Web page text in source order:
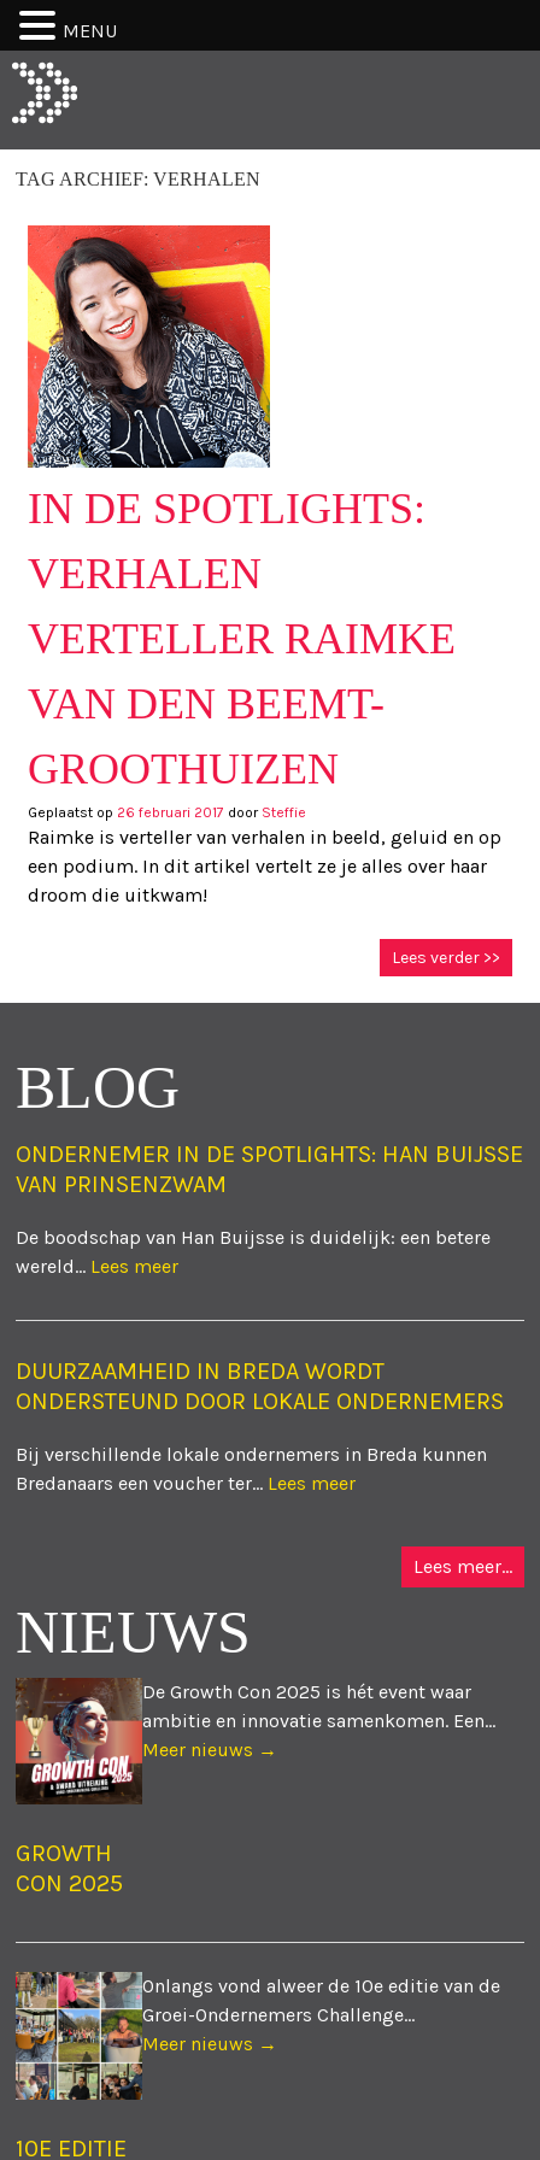
TAG ARCHIEF: VERHALEN
IN DE SPOTLIGHTS:
VERHALEN
VERTELLER RAIMKE
VAN DEN BEEMT-
GROOTHUIZEN
Geplaatst op 26 februari 2017 door Steffie
Raimke is verteller van verhalen in beeld, geluid en op
een podium. In dit artikel vertelt ze je alles over haar
droom die uitkwam!
Lees verder >>
BLOG
ONDERNEMER IN DE SPOTLIGHTS: HAN BUIJSSE
VAN PRINSENZWAM
De boodschap van Han Buijsse is duidelijk: een betere
wereld... Lees meer
DUURZAAMHEID IN BREDA WORDT
ONDERSTEUND DOOR LOKALE ONDERNEMERS
Bij verschillende lokale ondernemers in Breda kunnen
Bredanaars een voucher ter... Lees meer
Lees meer...
NIEUWS
GROWTH
CON 2025
De Growth Con 2025 is hét event waar
ambitie en innovatie samenkomen. Een...
Meer nieuws →
10E EDITIE
Onlangs vond alweer de 10e editie van de
Groei-Ondernemers Challenge...
Meer nieuws →
MENU